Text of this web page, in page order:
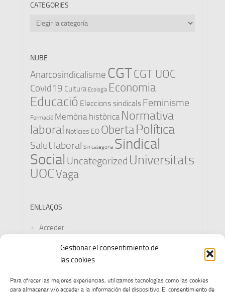
Gestionar el consentimiento de
las cookies
Para ofrecer las mejores experiencias, utilizamos tecnologías como las cookies
para almacenar y/o acceder a la información del dispositivo. El consentimiento de
CATEGORIES
Categories
NUBE
Anarcosindicalisme CGTCGT UOC
Covid19 Cultura Ecologia Economia
Educació Eleccions sindicals Feminisme
Formació Memòria històrica Normativa
laboral Notícies EO ObertaPolítica
Salut laboral Sin categoría Sindical
Social Uncategorized Universitats
UOCVaga
ENLLAÇOS
Acceder
Feed de entradas